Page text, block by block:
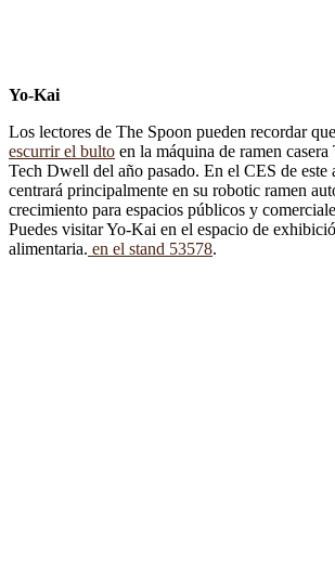
Yo-Kai
Los lectores de The Spoon pueden recordar
escurrir el bulto en la máquina de ramen
Tech Dwell del año pasado. En el CES de este
centrará principalmente en su robotic ramen
crecimiento para espacios públicos y
Puedes visitar Yo-Kai en el espacio de
alimentaria. en el stand 53578.